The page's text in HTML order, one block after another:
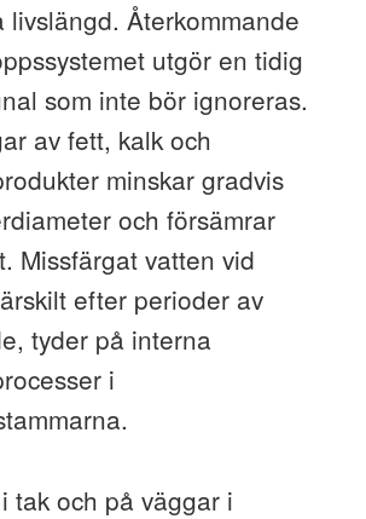
livslängd. Återkommande
utgör en tidig
som inte bör ignoreras.
av fett, kalk och
minskar gradvis
och försämrar
Missfärgat vatten vid
efter perioder av
tyder på interna
i
tak och på väggar i